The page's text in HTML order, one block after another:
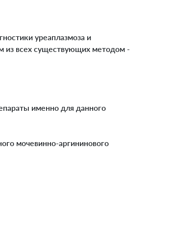
уреаплазмоза и
из всех существующих методом -
именно для данного
мочевинно-аргининового